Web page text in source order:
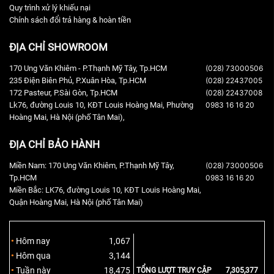
Khả Năng Kết Nối Đa Dạng Linh Hoạt
của bạn như micro, guitar, Organ… Ngoài ra, kết nối USB cho
phép bạn dễ dàng ghi lại, chỉnh sửa và phát các bản thu bằng
Macbook, laptop và PC với giao diện USB Audio tích hợp đem lại
âm thanh cực kỳ chất lượng. Soundcraft Notepad-8FX là thiết bị
Quy trình xử lý khiếu nại
Chính sách đổi trả hàng & hoàn tiền
ĐỊA CHỈ SHOWROOM
170 Ung Văn Khiêm - P.Thạnh Mỹ Tây, Tp.HCM
235 Điện Biên Phủ, P.Xuân Hòa, Tp.HCM
172 Pasteur, P.Sài Gòn, Tp.HCM
Lk76, đường Louis 10, KĐT Louis Hoàng Mai, Phường
Hoàng Mai, Hà Nội (phố Tân Mai),
(028) 73000506
(028) 22437005
(028) 22437008
0983 16 16 20
ĐỊA CHỈ BẢO HÀNH
Miền Nam: 170 Ung Văn Khiêm, P.Thạnh Mỹ Tây,
Tp.HCM
Miền Bắc: LK76, đường Louis 10, KĐT Louis Hoàng Mai,
Quận Hoàng Mai, Hà Nội (phố Tân Mai)
(028) 73000506
0983 16 16 20
Hôm nay
1,067
Hôm qua
3,144
Tuần này
18,475 TỔNG LƯỢT TRUY CẬP 7,305,377